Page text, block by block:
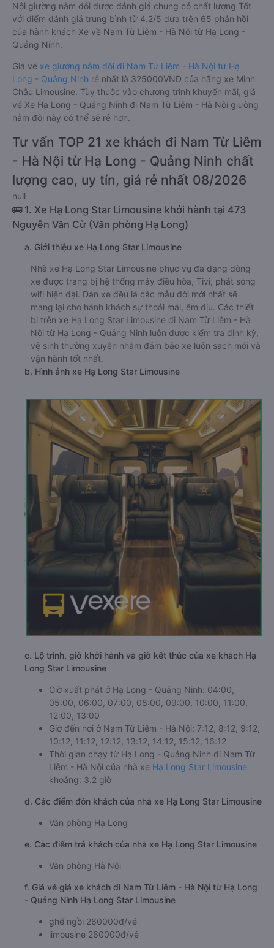
Nội giường nằm đôi được đánh giá chung có chất lượng Tốt
với điểm đánh giá trung bình từ 4.2/5 dựa trên 65 phản hồi
của hành khách Xe về Nam Từ Liêm - Hà Nội từ Hạ Long -
Quảng Ninh.
Giá vé xe giường nằm đôi đi Nam Từ Liêm - Hà Nội từ Hạ
Long - Quảng Ninh rẻ nhất là 325000VND của hãng xe Minh
Châu Limousine. Tùy thuộc vào chương trình khuyến mãi, giá
vé Xe Hạ Long - Quảng Ninh đi Nam Từ Liêm - Hà Nội giường
nằm đôi này có thể sẽ rẻ hơn.
Tư vấn TOP 21 xe khách đi Nam Từ Liêm
- Hà Nội từ Hạ Long - Quảng Ninh chất
lượng cao, uy tín, giá rẻ nhất 08/2026
null
🚌 1. Xe Hạ Long Star Limousine khởi hành tại 473
Nguyễn Văn Cừ (Văn phòng Hạ Long)
a. Giới thiệu xe Hạ Long Star Limousine
Nhà xe Hạ Long Star Limousine phục vụ đa dạng dòng
xe được trang bị hệ thống máy điều hòa, Tivi, phát sóng
wifi hiện đại. Dàn xe đều là các mẫu đời mới nhất sẽ
mang lại cho hành khách sự thoải mái, êm dịu. Các thiết
bị trên xe Hạ Long Star Limousine đi Nam Từ Liêm - Hà
Nội từ Hạ Long - Quảng Ninh luôn được kiểm tra định kỳ,
vệ sinh thường xuyên nhằm đảm bảo xe luôn sạch mới và
vận hành tốt nhất.
b. Hình ảnh xe Hạ Long Star Limousine
c. Lộ trình, giờ khởi hành và giờ kết thúc của xe khách Hạ
Long Star Limousine
Giờ xuất phát ở Hạ Long - Quảng Ninh: 04:00,
05:00, 06:00, 07:00, 08:00, 09:00, 10:00, 11:00,
12:00, 13:00
Giờ đến nơi ở Nam Từ Liêm - Hà Nội: 7:12, 8:12, 9:12,
10:12, 11:12, 12:12, 13:12, 14:12, 15:12, 16:12
Thời gian chạy từ Hạ Long - Quảng Ninh đi Nam Từ
Liêm - Hà Nội của nhà xe Hạ Long Star Limousine
khoảng: 3.2 giờ
d. Các điểm đón khách của nhà xe Hạ Long Star Limousine
Văn phòng Hạ Long
e. Các điểm trả khách của nhà xe Hạ Long Star Limousine
Văn phòng Hà Nội
f. Giá vé giá xe khách đi Nam Từ Liêm - Hà Nội từ Hạ Long
- Quảng Ninh Hạ Long Star Limousine
ghế ngồi 260000đ/vé
limousine 260000đ/vé